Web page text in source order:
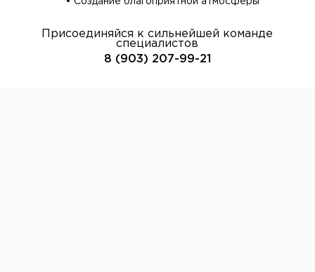
Присоединяйся к сильнейшей команде
специалистов
8 (903) 207-99-21